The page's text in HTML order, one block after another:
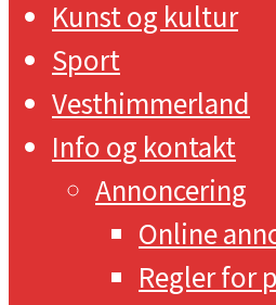
Kunst og kultur
Sport
Vesthimmerland
Info og kontakt
Annoncering
Online
Regler for